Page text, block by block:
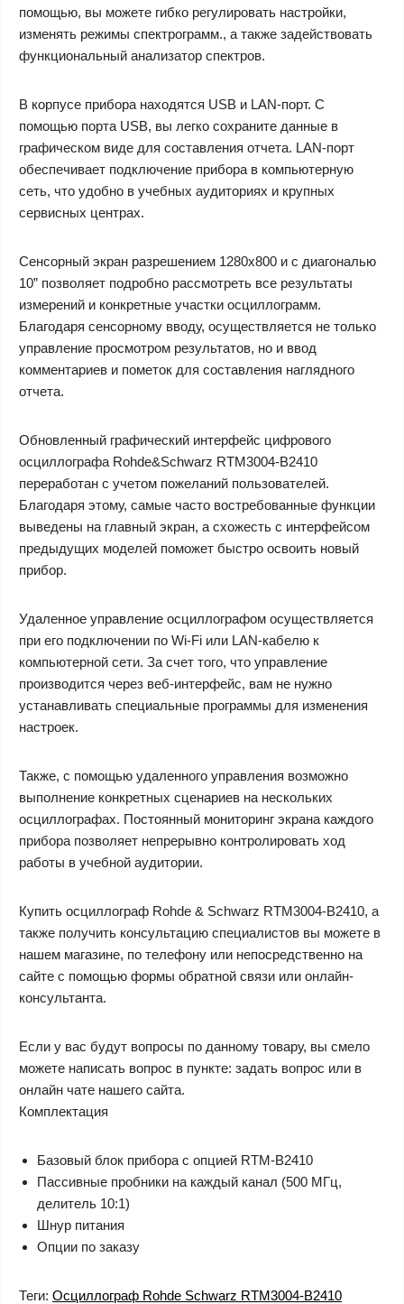
помощью, вы можете гибко регулировать настройки,
изменять режимы спектрограмм., а также задействовать
функциональный анализатор спектров.
В корпусе прибора находятся USB и LAN-порт. С
помощью порта USB, вы легко сохраните данные в
графическом виде для составления отчета. LAN-порт
обеспечивает подключение прибора в компьютерную
сеть, что удобно в учебных аудиториях и крупных
сервисных центрах.
Сенсорный экран разрешением 1280х800 и с диагональю
10” позволяет подробно рассмотреть все результаты
измерений и конкретные участки осциллограмм.
Благодаря сенсорному вводу, осуществляется не только
управление просмотром результатов, но и ввод
комментариев и пометок для составления наглядного
отчета.
Обновленный графический интерфейс цифрового
осциллографа Rohde&Schwarz RTM3004-B2410
переработан с учетом пожеланий пользователей.
Благодаря этому, самые часто востребованные функции
выведены на главный экран, а схожесть с интерфейсом
предыдущих моделей поможет быстро освоить новый
прибор.
Удаленное управление осциллографом осуществляется
при его подключении по Wi-Fi или LAN-кабелю к
компьютерной сети. За счет того, что управление
производится через веб-интерфейс, вам не нужно
устанавливать специальные программы для изменения
настроек.
Также, с помощью удаленного управления возможно
выполнение конкретных сценариев на нескольких
осциллографах. Постоянный мониторинг экрана каждого
прибора позволяет непрерывно контролировать ход
работы в учебной аудитории.
Купить осциллограф Rohde & Schwarz RTM3004-B2410, а
также получить консультацию специалистов вы можете в
нашем магазине, по телефону или непосредственно на
сайте с помощью формы обратной связи или онлайн-
консультанта.
Если у вас будут вопросы по данному товару, вы смело
можете написать вопрос в пункте: задать вопрос или в
онлайн чате нашего сайта.
Комплектация
Базовый блок прибора с опцией RTM-B2410
Пассивные пробники на каждый канал (500 МГц,
делитель 10:1)
Шнур питания
Опции по заказу
Теги: Осциллограф Rohde Schwarz RTM3004-B2410